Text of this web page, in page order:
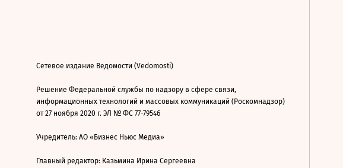
Сетевое издание Ведомости (Vedomosti)
Решение Федеральной службы по надзору в сфере связи,
информационных технологий и массовых коммуникаций (Роскомнадзор)
от 27 ноября 2020 г. ЭЛ № ФС 77-79546
Учредитель: АО «Бизнес Ньюс Медиа»
Главный редактор: Казьмина Ирина Сергеевна